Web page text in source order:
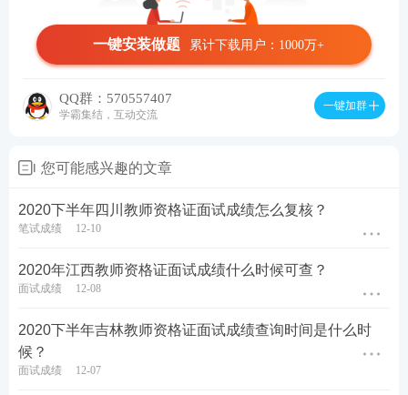
一键安装做题 累计下载用户：1000万+
QQ群：570557407
学霸集结，互动交流
一键加群
您可能感兴趣的文章
2020下半年四川教师资格证面试成绩怎么复核？
笔试成绩 12-10
2020年江西教师资格证面试成绩什么时候可查？
面试成绩 12-08
2020下半年吉林教师资格证面试成绩查询时间是什么时
候？
面试成绩 12-07